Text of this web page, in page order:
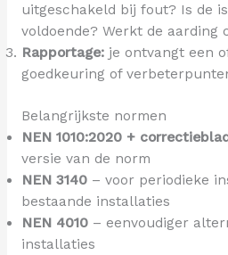
uitgeschakeld bij fout? Is de
voldoende? Werkt de aarding
Rapportage:je ontvangt een
goedkeuring of
Belangrijkste normen
NEN 1010:2020 +
versie van de norm
NEN 3140– voor periodieke
bestaande installaties
NEN 4010– eenvoudiger
installaties